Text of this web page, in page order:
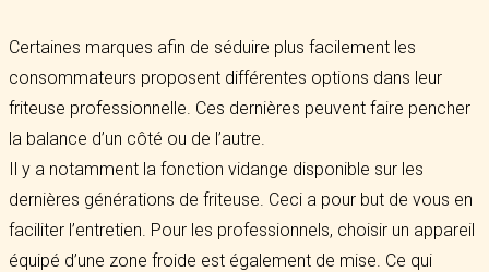
Certaines marques afin de séduire plus facilement les
consommateurs proposent différentes options dans leur
friteuse professionnelle. Ces dernières peuvent faire pencher
la balance d’un côté ou de l’autre.
Il y a notamment la fonction vidange disponible sur les
dernières générations de friteuse. Ceci a pour but de vous en
faciliter l’entretien. Pour les professionnels, choisir un appareil
équipé d’une zone froide est également de mise. Ce qui